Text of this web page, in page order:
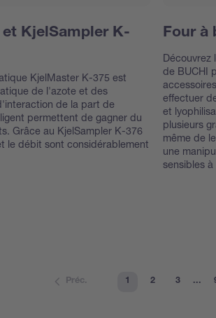
KjelSampler K-
KjelMaster K-375 est
de l'azote et des
de la part de
permettent de gagner du
Grâce au KjelSampler K-376
le débit sont considérablement
Four à
Découvrez
de BUCHI
effectuer
et
plusieurs
même de
une
sensibles à
Préc. 1 2 3 ...